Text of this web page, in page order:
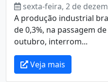
sexta-feira, 2 de
A produção industrial
de 0,3%, na passagem
outubro, interrom...
Veja mais